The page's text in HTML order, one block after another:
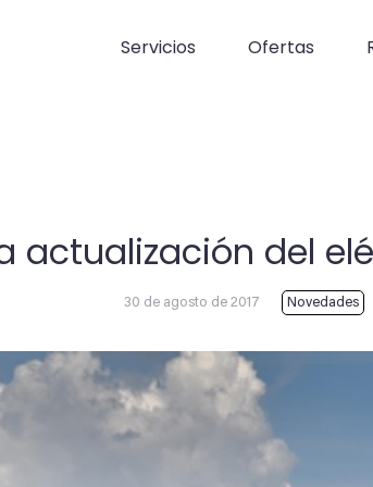
Servicios Ofertas
actualización del
30 de agosto de 2017 Novedades